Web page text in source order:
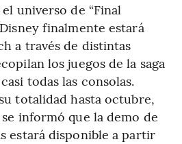
universo de “Final
finalmente estará
a través de distintas
los juegos de la saga
todas las consolas.
totalidad hasta octubre,
informó que la demo de
estará disponible a partir